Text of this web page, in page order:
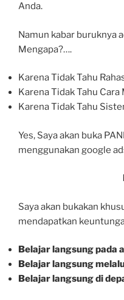
Anda.
Namun kabar buruknya
Mengapa?….
Karena Tidak Tahu
Karena Tidak Tahu
Karena Tidak Tahu
Yes, Saya akan buka
menggunakan google
Saya akan bukakan
mendapatkan
Belajar langsung pada
Belajar langsung
Belajar langsung di